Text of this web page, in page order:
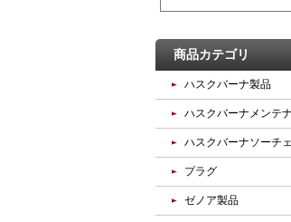
商品カテゴリ
ハスクバーナ製品
ハスクバーナメンテ
ハスクバーナソーチ
プラグ
ゼノア製品